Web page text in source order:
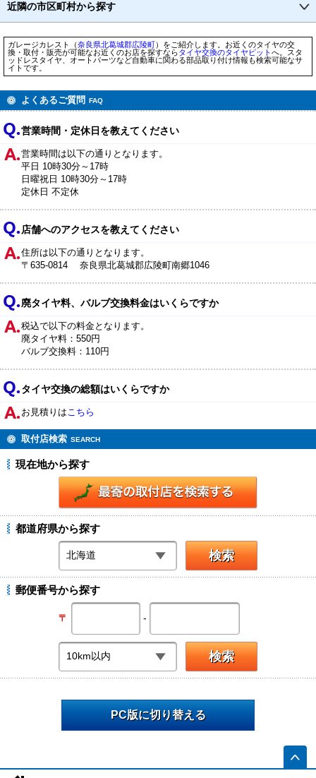
近隣の市区町村から探す
ガレージカレスト（奈良県北葛城郡広陵町）をご紹介します。お近くのタイヤの交
換・取付・販売が可能なお近くのお店を探すならタイヤ交換のタイヤピットへ。スタ
ッドレスタイヤ、オートパーツなど自動車に関わる部品取り付け情報も検索可能なサ
イトです。
よくあるご質問 FAQ
営業時間・定休日を教えてください
営業時間は以下の通りとなります。
平日 10時30分～17時
日曜祝日 10時30分～17時
定休日 不定休
店舗へのアクセスを教えてください
住所は以下の通りとなります。
〒635-0814 奈良県北葛城郡広陵町南郷1046
廃タイヤ料、バルブ交換料金はいくらですか
税込で以下の料金となります。
廃タイヤ料：550円
バルブ交換料：110円
タイヤ交換の総額はいくらですか
お見積りはこちら
取付店検索 SEARCH
現在地から探す
都道府県から探す
郵便番号から探す
〒 -
PC版に切り替える